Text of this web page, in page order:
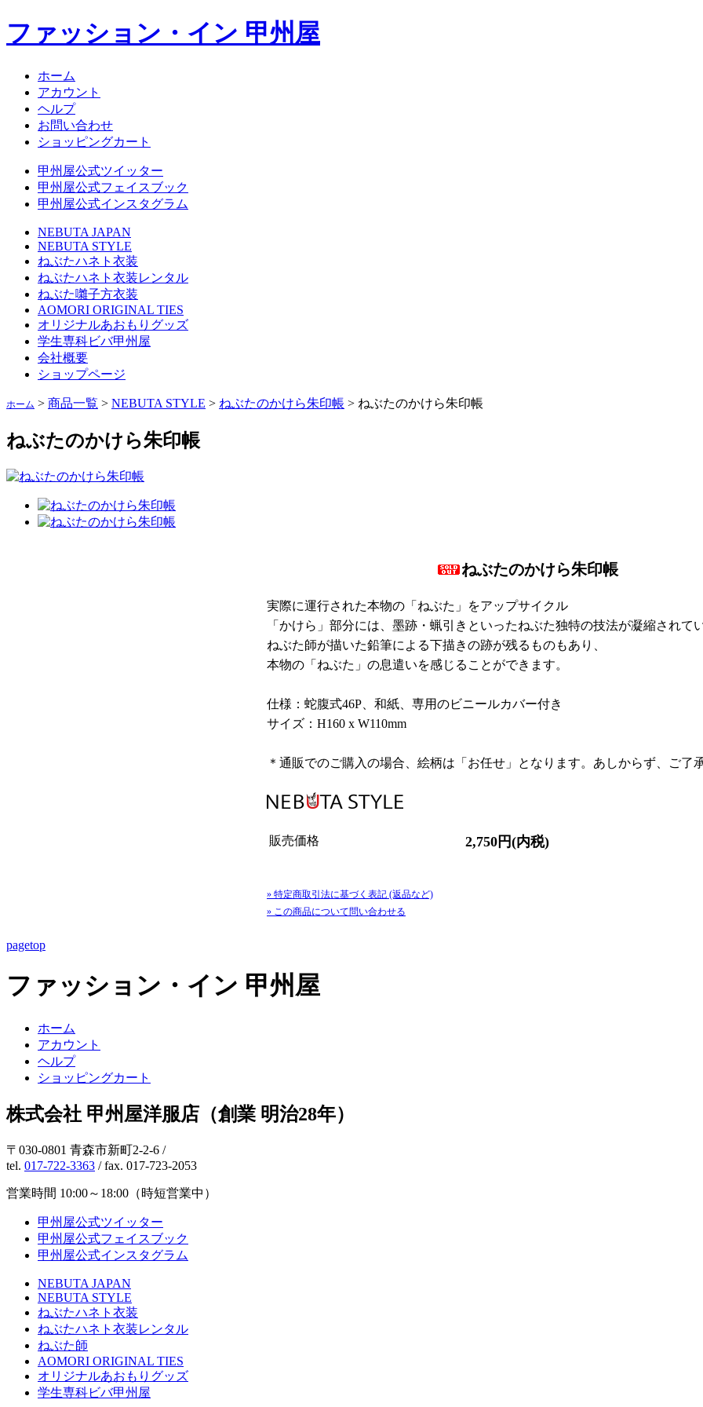
ファッション・イン 甲州屋
ホーム
アカウント
ヘルプ
お問い合わせ
ショッピングカート
甲州屋公式ツイッター
甲州屋公式フェイスブック
甲州屋公式インスタグラム
NEBUTA JAPAN
NEBUTA STYLE
ねぶたハネト衣装
ねぶたハネト衣装レンタル
ねぶた囃子方衣装
AOMORI ORIGINAL TIES
オリジナルあおもりグッズ
学生専科ビバ甲州屋
会社概要
ショップページ
ホーム > 商品一覧 > NEBUTA STYLE > ねぶたのかけら朱印帳 > ねぶたのかけら朱印帳
ねぶたのかけら朱印帳
ねぶたのかけら朱印帳
実際に運行された本物の「ねぶた」をアップサイクル
「かけら」部分には、墨跡・蝋引きといったねぶた独特の技法が凝縮されて
ねぶた師が描いた鉛筆による下描きの跡が残るものもあり、
本物の「ねぶた」の息遣いを感じることができます。
仕様：蛇腹式46P、和紙、専用のビニールカバー付き
サイズ：H160 x W110mm
＊通販でのご購入の場合、絵柄は「お任せ」となります。あしからず、ご了
販売価格 2,750円(内税)
» 特定商取引法に基づく表記 (返品など)
» この商品について問い合わせる
pagetop
ファッション・イン 甲州屋
ホーム
アカウント
ヘルプ
ショッピングカート
株式会社 甲州屋洋服店（創業 明治28年）
〒030-0801 青森市新町2-2-6 /
tel. 017-722-3363 / fax. 017-723-2053
営業時間 10:00～18:00（時短営業中）
甲州屋公式ツイッター
甲州屋公式フェイスブック
甲州屋公式インスタグラム
NEBUTA JAPAN
NEBUTA STYLE
ねぶたハネト衣装
ねぶたハネト衣装レンタル
ねぶた師
AOMORI ORIGINAL TIES
オリジナルあおもりグッズ
学生専科ビバ甲州屋